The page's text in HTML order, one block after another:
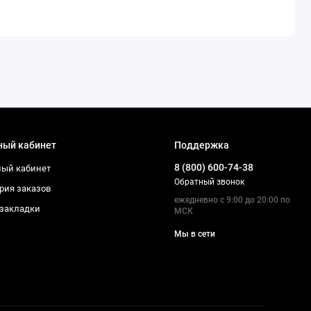
кабинет
кабинет
заказов
Поддержка
8 (800) 600-74-38
Обратный звонок
ежедневно с 9:00 до 20:00 по
МСК
Мы в сети